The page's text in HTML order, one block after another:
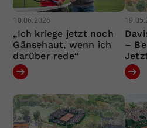
10.06.2026
„Ich kriege jetzt noch
Gänsehaut, wenn ich
darüber rede“
–